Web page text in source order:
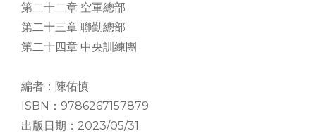
第二十二章 空軍總部
第二十三章 聯勤總部
第二十四章 中央訓練團
編者：陳佑慎
ISBN：9786267157879
出版日期：2023/05/31